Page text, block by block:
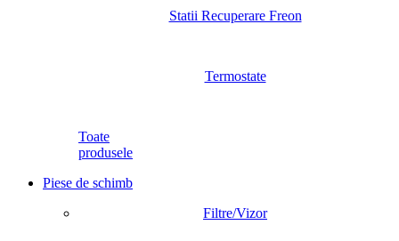
Statii Recuperare Freon
Termostate
Toate
produsele
Piese de schimb
Filtre/Vizor